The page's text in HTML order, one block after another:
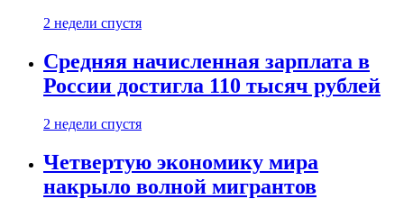
2 недели спустя
Средняя начисленная зарплата в
России достигла 110 тысяч рублей
2 недели спустя
Четвертую экономику мира
накрыло волной мигрантов